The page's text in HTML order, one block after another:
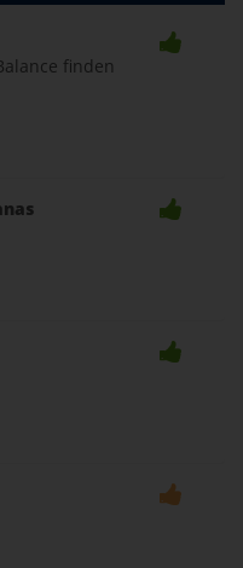
finden